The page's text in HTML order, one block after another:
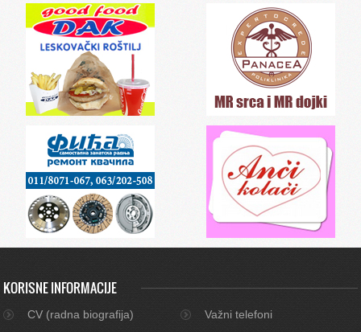
KORISNE INFORMACIJE
CV (radna biografija)
Važni telefoni